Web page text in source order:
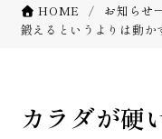
HOME お知らせ
鍛えるというよりは動か
カラダが硬